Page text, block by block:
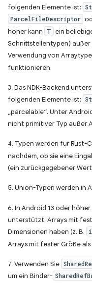
folgenden Elemente ist:
ParcelFileDescriptor
höher kann
T
ein
Schnittstellentypen) außer
Verwendung von
funktionieren.
3. Das NDK-Backend
folgenden Elemente ist:
„parcelable“. Unter
nicht primitiver Typ außer
4. Typen werden für Rust-
nachdem, ob sie eine
(ein zurückgegebener
5. Union-Typen werden in
6. In Android 13 oder
unterstützt. Arrays mit
Dimensionen haben (z. B.
Arrays mit fester Größe
7. Verwenden Sie
um ein Binder-